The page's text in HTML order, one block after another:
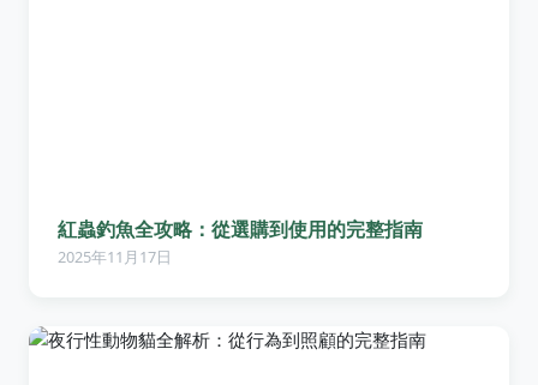
紅蟲釣魚全攻略：從選購到使用的完整指南
2025年11月17日